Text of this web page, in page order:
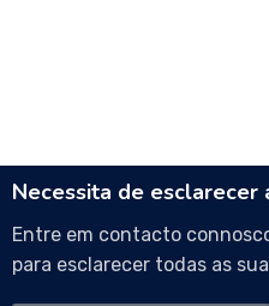
Necessita de esclarecer
Entre em contacto
para esclarecer todas as